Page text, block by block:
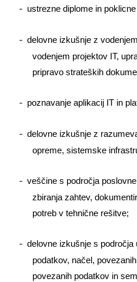
-­ ustrezne diplome in
-­ delovne izkušnje z
vodenjem projektov IT,
pripravo strateških
-­ poznavanje aplikacij IT in
-­ delovne izkušnje z
opreme, sistemske
-­ veščine s področja
zbiranja zahtev,
potreb v tehnične rešitve;
-­ delovne izkušnje s področja
podatkov, načel,
povezanih podatkov in